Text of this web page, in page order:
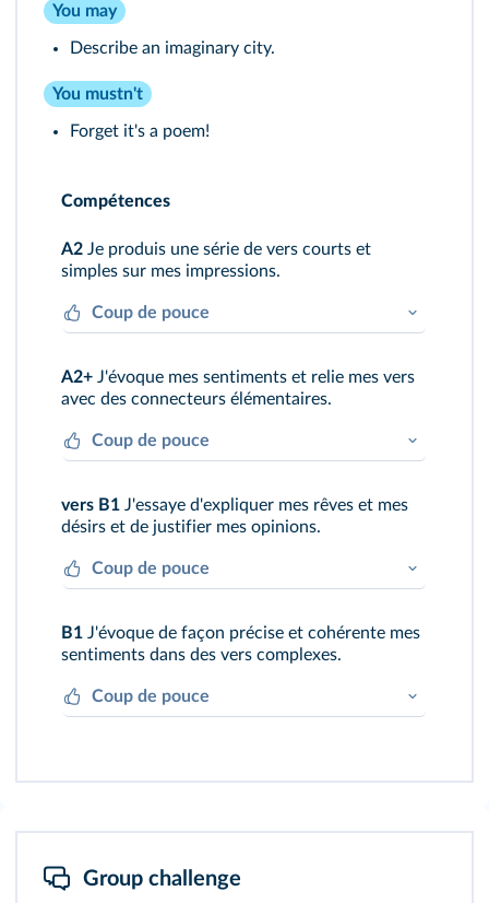
You may
Describe an imaginary city.
You mustn't
Forget it's a poem!
Compétences
A2 Je produis une série de vers courts et
simples sur mes impressions.
Coup de pouce
mots isolés).
A2+ J'évoque mes sentiments et relie mes vers
avec des connecteurs élémentaires.
Coup de pouce
vers B1 J'essaye d'expliquer mes rêves et mes
désirs et de justifier mes opinions.
Coup de pouce
sentiments. Certains couplets riment.
B1 J'évoque de façon précise et cohérente mes
sentiments dans des vers complexes.
Coup de pouce
Group challenge